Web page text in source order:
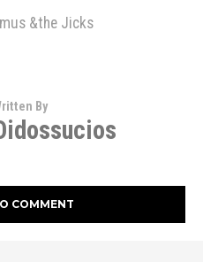
&the Jicks
By
COMMENT